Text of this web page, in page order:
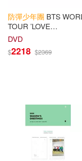
NOYES(3)
亞德里安．貝斯
姜明錫(2)
金承顯(2)
出版社 (可複選)
Big Hit
防彈少年團 BTS
TOUR ’LOVE
YOURSELF:SPEAK
場 DVD (韓國進口版)
DVD
$2218 $2369